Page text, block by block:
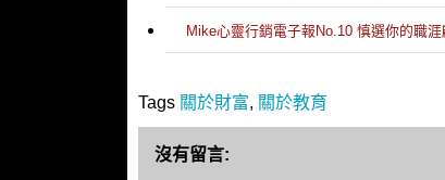
Mike心靈行銷電子報No.10 慎選你的職涯
Tags 關於財富, 關於教育
沒有留言: